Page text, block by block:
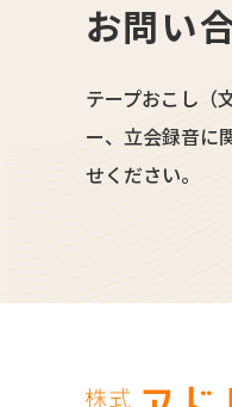
お問い
テープおこし（
ー、 立会録音に
せください。